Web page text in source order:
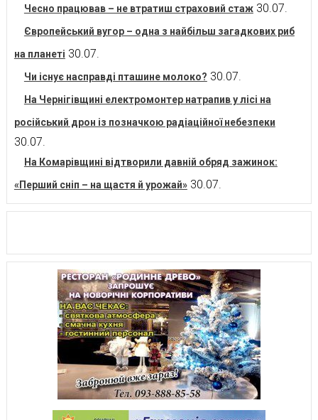
Чесно працював – не втратиш страховий стаж 30.07.
Європейський вугор – одна з найбільш загадкових риб
на планеті 30.07.
Чи існує насправді пташине молоко? 30.07.
На Чернігівщині електромонтер натрапив у лісі на
російський дрон із позначкою радіаційної небезпеки
30.07.
На Комарівщині відтворили давній обряд зажинок:
«Перший сніп – на щастя й урожай» 30.07.